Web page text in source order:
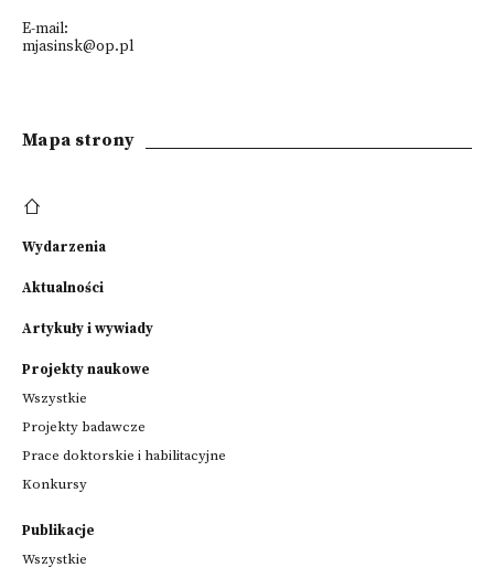
E-mail:
mjasinsk@op.pl
Mapa strony
Wydarzenia
Aktualności
Artykuły i wywiady
Projekty naukowe
Wszystkie
Projekty badawcze
Prace doktorskie i habilitacyjne
Konkursy
Publikacje
Wszystkie